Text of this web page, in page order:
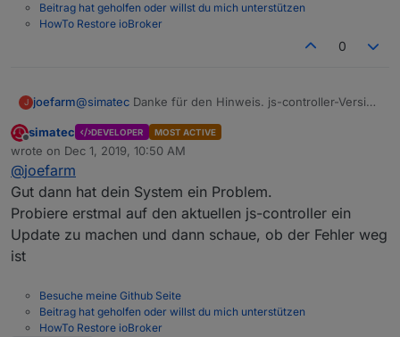
Beitrag hat geholfen oder willst du mich unterstützen
HowTo Restore ioBroker
0
J joefarm@simatec Danke für den Hinweis. js-controller-Version
auf dem Rechner (Debian Linux auf i3) auf über 20
hoch, dann macht iobroker von selbst einen Restart.
keinerlei Ausgabe, beendet sich aber auch nicht,
sondern hängt dann einfach rum. Nur durch ein ^C
oder kill wegzubekommen.
Offline
simatec DEVELOPER MOST ACTIVE
wrote on Dec 1, 2019, 10:50 AM
last edited by
@joefarm
Gut dann hat dein System ein Problem.
Probiere erstmal auf den aktuellen js-controller ein
Update zu machen und dann schaue, ob der Fehler weg
ist
Besuche meine Github Seite
Beitrag hat geholfen oder willst du mich unterstützen
HowTo Restore ioBroker